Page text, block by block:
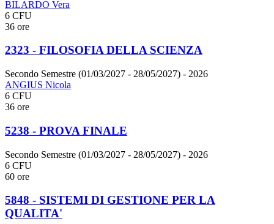
BILARDO Vera
6 CFU
36 ore
2323 - FILOSOFIA DELLA SCIENZA
Secondo Semestre (01/03/2027 - 28/05/2027) - 2026
ANGIUS Nicola
6 CFU
36 ore
5238 - PROVA FINALE
Secondo Semestre (01/03/2027 - 28/05/2027) - 2026
6 CFU
60 ore
5848 - SISTEMI DI GESTIONE PER LA
QUALITA'